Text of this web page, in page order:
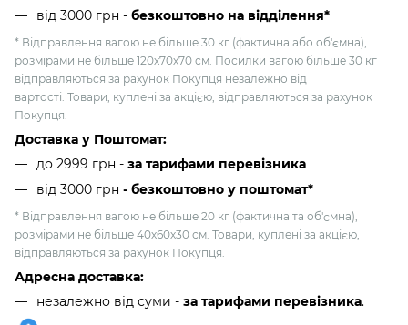
від 3000 грн - безкоштовно на відділення*
* Відправлення вагою не більше 30 кг (фактична або об'ємна),
розмірами не більше 120х70х70 см. Посилки вагою більше 30 кг
відправляються за рахунок Покупця незалежно від
вартості. Товари, куплені за акцією, відправляються за рахунок
Покупця.
Доставка у Поштомат:
до 2999 грн - за тарифами перевізника
від 3000 грн - безкоштовно у поштомат*
* Відправлення вагою не більше 20 кг (фактична та об'ємна),
розмірами не більше 40х60х30 см. Товари, куплені за акцією,
відправляються за рахунок Покупця.
Адресна доставка:
незалежно від суми - за тарифами перевізника.